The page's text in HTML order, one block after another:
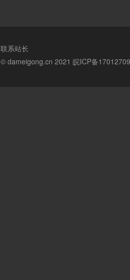
联系站长
© dameigong.cn 2021 皖ICP备